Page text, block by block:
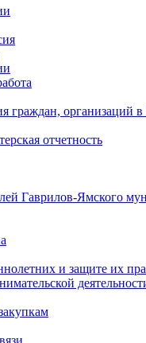
граждан, организаций
отчетность
Гаврилов-Ямского
и защите их